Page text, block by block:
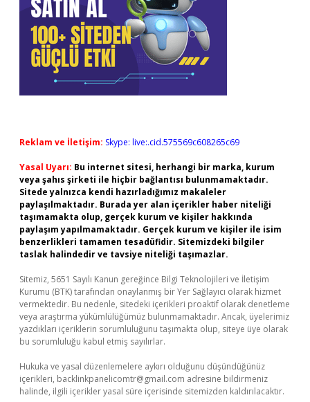
Reklam ve İletişim: Skype: live:.cid.575569c608265c69
Yasal Uyarı: Bu internet sitesi, herhangi bir marka, kurum
veya şahıs şirketi ile hiçbir bağlantısı bulunmamaktadır.
Sitede yalnızca kendi hazırladığımız makaleler
paylaşılmaktadır. Burada yer alan içerikler haber niteliği
taşımamakta olup, gerçek kurum ve kişiler hakkında
paylaşım yapılmamaktadır. Gerçek kurum ve kişiler ile isim
benzerlikleri tamamen tesadüfidir. Sitemizdeki bilgiler
taslak halindedir ve tavsiye niteliği taşımazlar.
Sitemiz, 5651 Sayılı Kanun gereğince Bilgi Teknolojileri ve İletişim
Kurumu (BTK) tarafından onaylanmış bir Yer Sağlayıcı olarak hizmet
vermektedir. Bu nedenle, sitedeki içerikleri proaktif olarak denetleme
veya araştırma yükümlülüğümüz bulunmamaktadır. Ancak, üyelerimiz
yazdıkları içeriklerin sorumluluğunu taşımakta olup, siteye üye olarak
bu sorumluluğu kabul etmiş sayılırlar.
Hukuka ve yasal düzenlemelere aykırı olduğunu düşündüğünüz
içerikleri, backlinkpanelicomtr@gmail.com adresine bildirmeniz
halinde, ilgili içerikler yasal süre içerisinde sitemizden kaldırılacaktır.